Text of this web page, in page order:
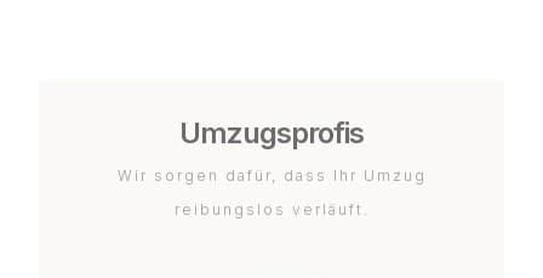
Umzugsprofis
Wir sorgen dafür, dass Ihr Umzug
reibungslos verläuft.